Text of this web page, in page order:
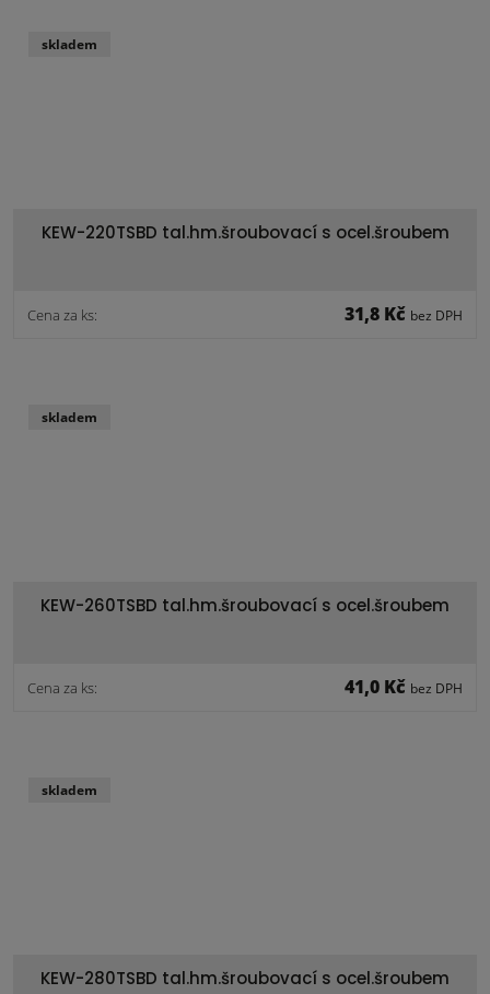
KEW-220TSBD tal.hm.šroubovací s ocel.šroubem
Cena za ks: 31,8 Kč bez DPH
skladem
KEW-260TSBD tal.hm.šroubovací s ocel.šroubem
Cena za ks: 41,0 Kč bez DPH
skladem
KEW-280TSBD tal.hm.šroubovací s ocel.šroubem
skladem